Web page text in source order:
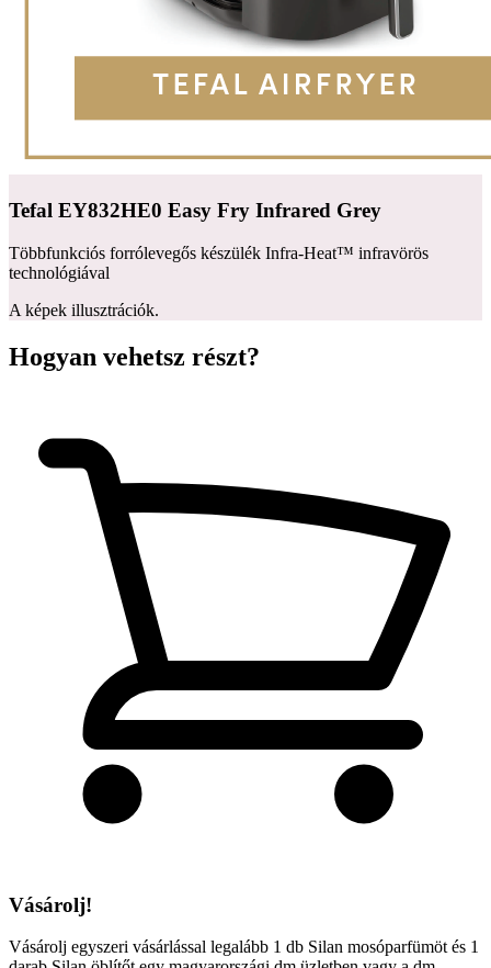
Tefal EY832HE0 Easy Fry Infrared Grey
Többfunkciós forrólevegős készülék Infra-Heat™ infravörös
technológiával
A képek illusztrációk.
Hogyan vehetsz részt?
Vásárolj!
Vásárolj egyszeri vásárlással legalább 1 db Silan mosóparfümöt és 1